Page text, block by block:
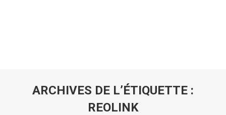
ARCHIVES DE L’ÉTIQUETTE :
REOLINK